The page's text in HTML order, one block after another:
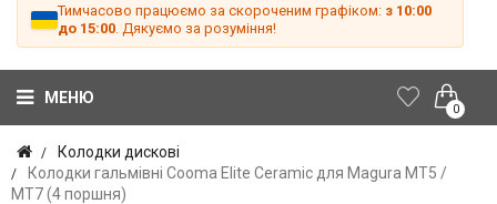
Тимчасово працюємо за скороченим графіком: з 10:00
до 15:00 . Дякуємо за розуміння!
0
МЕНЮ
Колодки дискові
Колодки гальмівні Cooma Elite Ceramic для Magura MT5 /
MT7 (4 поршня)